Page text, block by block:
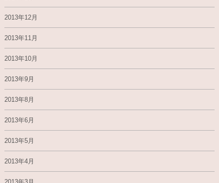
2013年12月
2013年11月
2013年10月
2013年9月
2013年8月
2013年6月
2013年5月
2013年4月